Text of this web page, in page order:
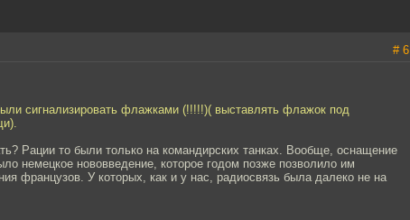
# 6
сигнализировать флажками (!!!!!)( выставлять флажок под
Рации то были только на командирских танках. Вообще, оснащение
немецкое нововведение, которое годом позже позволило им
французов. У которых, как и у нас, радиосвязь была далеко не на